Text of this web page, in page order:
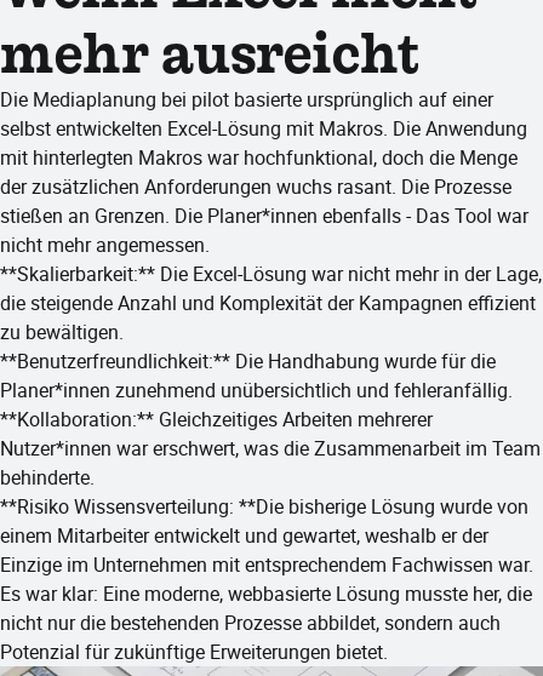
mehr ausreicht
Die Mediaplanung bei pilot basierte ursprünglich auf einer
selbst entwickelten Excel-Lösung mit Makros. Die Anwendung
mit hinterlegten Makros war hochfunktional, doch die Menge
der zusätzlichen Anforderungen wuchs rasant. Die Prozesse
stießen an Grenzen. Die Planer*innen ebenfalls - Das Tool war
nicht mehr angemessen.
**Skalierbarkeit:**​ Die Excel-Lösung war nicht mehr in der Lage,
die steigende Anzahl und Komplexität der Kampagnen effizient
zu bewältigen.​
**Benutzerfreundlichkeit:**​ Die Handhabung wurde für die
Planer*innen zunehmend unübersichtlich und fehleranfällig.​
**Kollaboration:**​ Gleichzeitiges Arbeiten mehrerer
Nutzer*innen war erschwert, was die Zusammenarbeit im Team
behinderte.​
**Risiko Wissensverteilung: **Die bisherige Lösung wurde von
einem Mitarbeiter entwickelt und gewartet, weshalb er der
Einzige im Unternehmen mit entsprechendem Fachwissen war.
Es war klar: Eine moderne, webbasierte Lösung musste her, die
nicht nur die bestehenden Prozesse abbildet, sondern auch
Potenzial für zukünftige Erweiterungen bietet.​